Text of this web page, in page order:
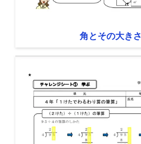
角とその大きさ